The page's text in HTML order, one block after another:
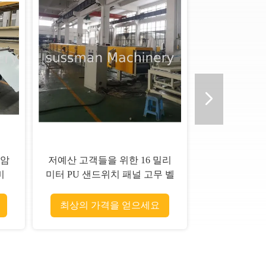
외벽 두께 16 밀리미터 동안 폭
380 밀리미터 PU 샌드위치 패
최상의 가격을 얻으세요